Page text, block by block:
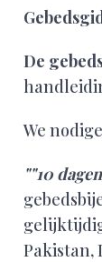
De
We
""10 dagen
Pakistan,